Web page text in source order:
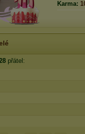
Karma:
přátel: